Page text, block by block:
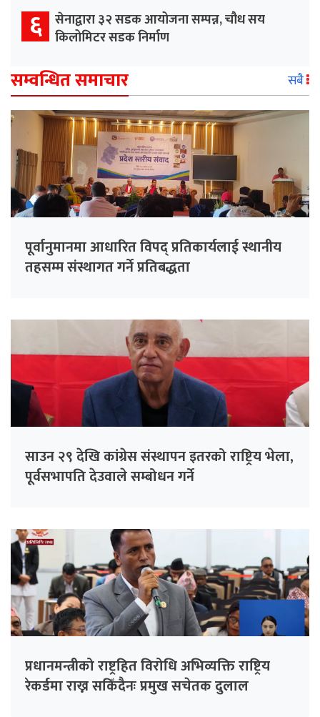
६ सेनाद्वारा ३२ सडक आयोजना सम्पन्न, चौध सय
किलोमिटर सडक निर्माण
सम्वन्धित समाचार सबै
पूर्वानुमानमा आधारित विपद् प्रतिकार्यलाई स्थानीय
तहसम्म संस्थागत गर्ने प्रतिबद्धता
साउन २९ देखि कांग्रेस संस्थापन इतरको राष्ट्रिय भेला,
पूर्वसभापति देउवाले सम्बोधन गर्ने
प्रधानमन्त्रीको राष्ट्रहित विरोधि अभिव्यक्ति राष्ट्रिय
रेकर्डमा राख्न सकिँदैनः प्रमुख सचेतक दुलाल